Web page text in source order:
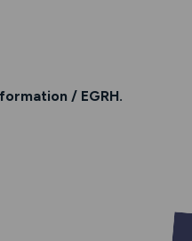
/ EGRH.